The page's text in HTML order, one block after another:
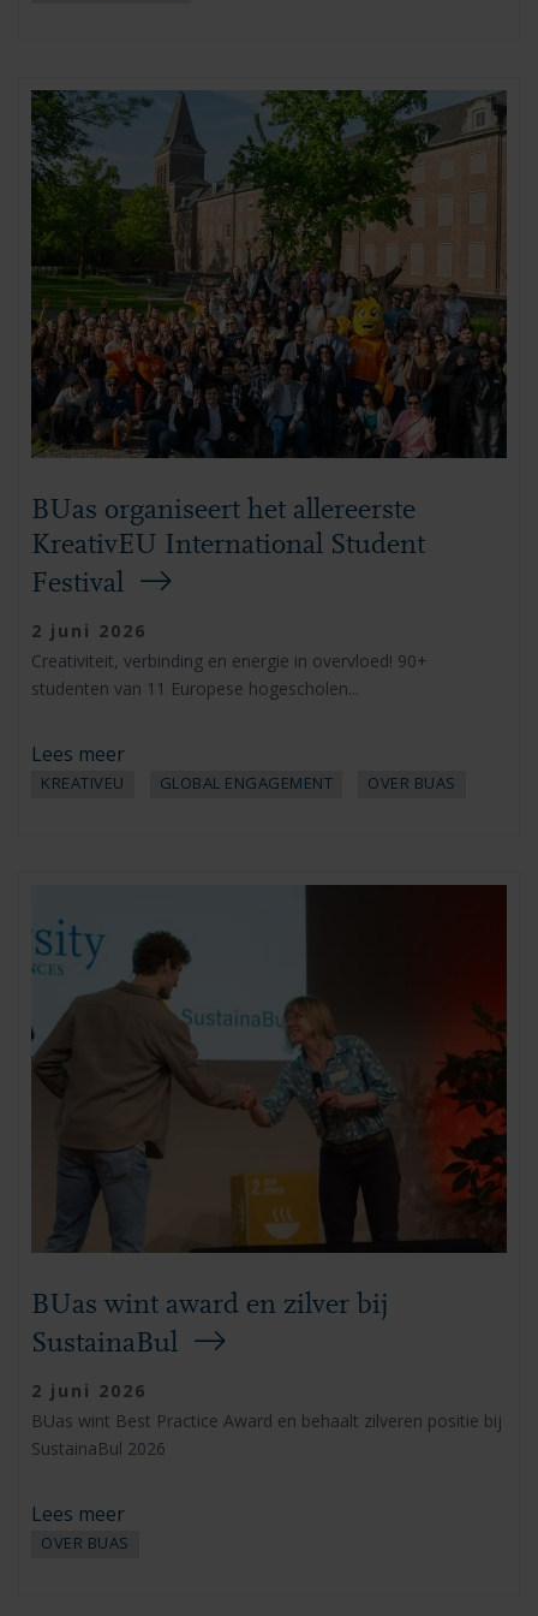
BUas organiseert het allereerste
KreativEU International Student
Festival
2 juni 2026
Creativiteit, verbinding en energie in overvloed! 90+
studenten van 11 Europese hogescholen...
Lees meer
KREATIVEU GLOBAL ENGAGEMENT OVER BUAS
BUas wint award en zilver bij
SustainaBul
2 juni 2026
BUas wint Best Practice Award en behaalt zilveren positie bij
SustainaBul 2026
Lees meer
OVER BUAS